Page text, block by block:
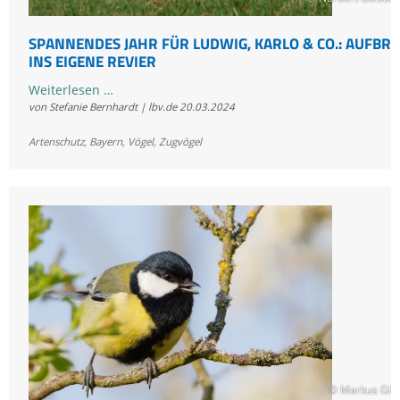
SPANNENDES JAHR FÜR LUDWIG, KARLO & CO.:
INS EIGENE REVIER
Weiterlesen …Spannendes
Jahr
Ludwig,
ins
eigene
Revier
von Stefanie Bernhardt | lbv.de20.03.2024
Artenschutz, Bayern, Vögel, Zugvögel
© Markus